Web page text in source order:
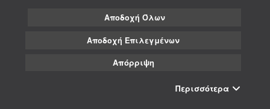
Αποδοχή Όλων
Αποδοχή Επιλεγμένων
Απόρριψη
Περισσότερα